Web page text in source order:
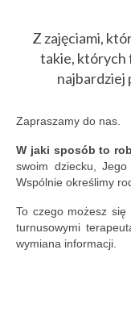
Z zajęciami,
takie, których
najbardziej
Zapraszamy do nas.
W jaki sposób to
swoim dziecku, Jego
Wspólnie określimy
To czego możesz się
turnusowymi
wymiana informacji.